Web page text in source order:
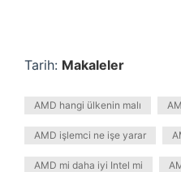
Tarih: Makaleler
AMD hangi ülkenin malı
AMD işlemci ne işe yarar
AMD mi daha iyi Intel mi